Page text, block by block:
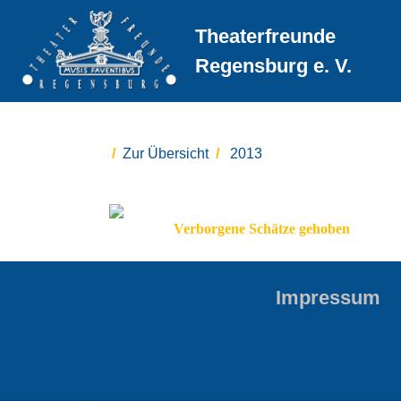
Theaterfreunde
Regensburg e. V.
Zur Übersicht 2013
Verborgene Schätze gehoben
Impressum